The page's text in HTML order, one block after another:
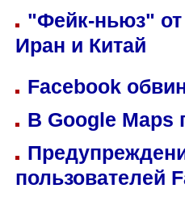
"Фейк-ньюз" от
Иран и Китай
Facebook
В Google Maps
пользователей